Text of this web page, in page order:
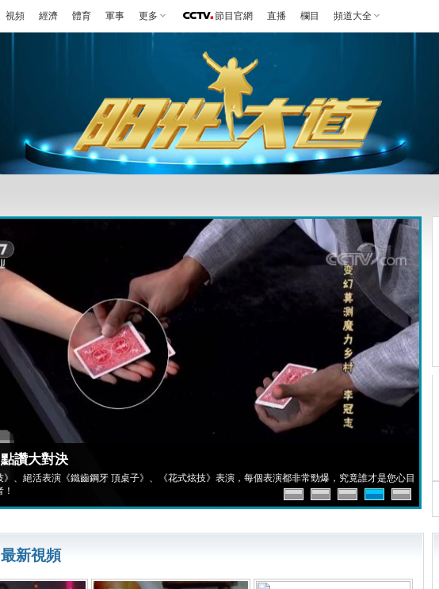
視頻 經濟 體育 軍事 更多 節目官網 直播 欄目 頻道大全
讚大對決
》、絕活表演《鐵齒鋼牙 頂桌子》、《花式炫技》表演，每個表演都非常勁爆，究竟誰才是您心目
新視頻